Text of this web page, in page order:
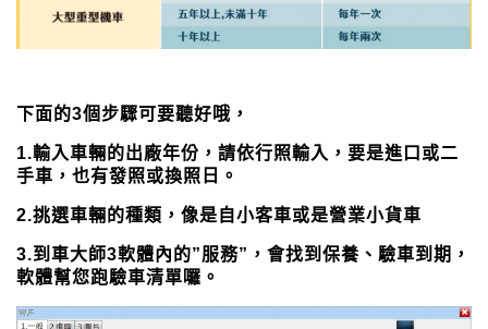
下面的3個步驟可要聽好哦，
1.輸入車輛的出廠年份，請依行照輸入，要是進口或二
手車，也有發照或換照日。
2.挑選車輛的種類，像是自小客車或是營業小貨車
3.到車大師3軟體內的”服務”，會找到保養、驗車到期，
軟體幫您跑驗車清單囉。